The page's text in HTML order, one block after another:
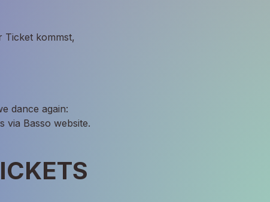
Ticket kommst,
dance again:
via Basso website.